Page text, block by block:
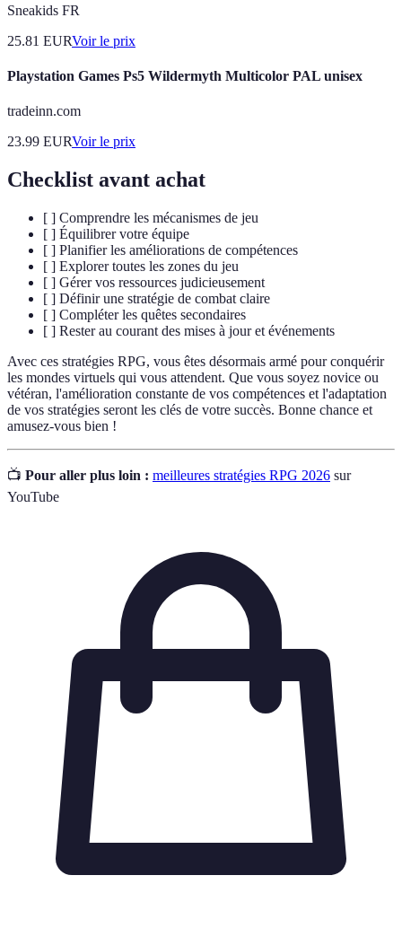
Sneakids FR
25.81 EURVoir le prix
Playstation Games Ps5 Wildermyth Multicolor PAL unisex
tradeinn.com
23.99 EURVoir le prix
Checklist avant achat
[ ] Comprendre les mécanismes de jeu
[ ] Équilibrer votre équipe
[ ] Planifier les améliorations de compétences
[ ] Explorer toutes les zones du jeu
[ ] Gérer vos ressources judicieusement
[ ] Définir une stratégie de combat claire
[ ] Compléter les quêtes secondaires
[ ] Rester au courant des mises à jour et événements
Avec ces stratégies RPG, vous êtes désormais armé pour conquérir
les mondes virtuels qui vous attendent. Que vous soyez novice ou
vétéran, l'amélioration constante de vos compétences et l'adaptation
de vos stratégies seront les clés de votre succès. Bonne chance et
amusez-vous bien !
📺 Pour aller plus loin : meilleures stratégies RPG 2026 sur
YouTube